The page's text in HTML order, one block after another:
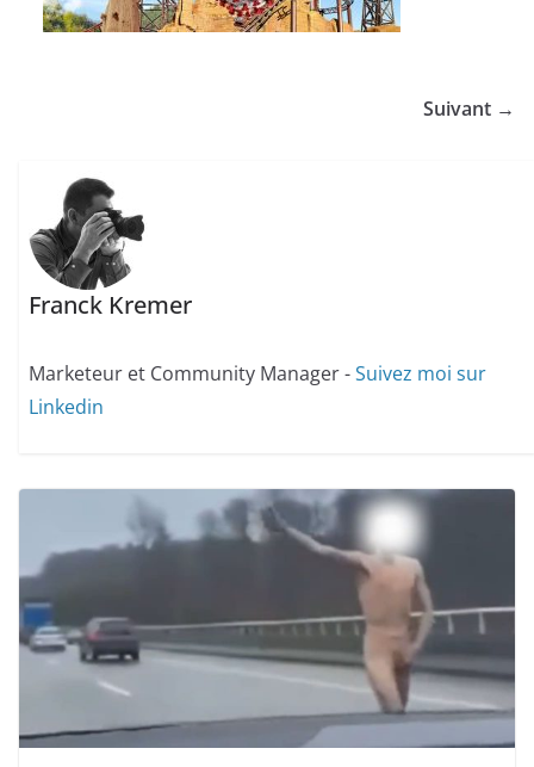
Suivant →
Franck Kremer
Marketeur et Community Manager -Suivez moi sur
Linkedin